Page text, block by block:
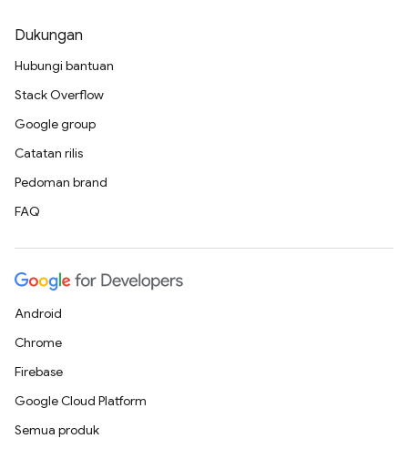
Dukungan
Hubungi bantuan
Stack Overflow
Google group
Catatan rilis
Pedoman brand
FAQ
Android
Chrome
Firebase
Google Cloud Platform
Semua produk